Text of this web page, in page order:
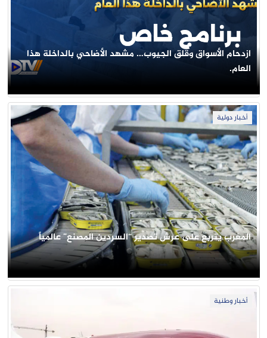
ازدحام الأسواق وقلق الجيوب… مشهد الأضاحي بالداخلة هذا
العام.
أخبار دولية
المغرب يتربع على عرش تصدير “السردين المصنع” عالمياً
أخبار وطنية